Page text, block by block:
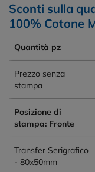
Sconti sulla
100% Cotone
Quantità pz
Prezzo senza
stampa
Posizione di
stampa: Fronte
Transfer Serigrafico
- 80x50mm